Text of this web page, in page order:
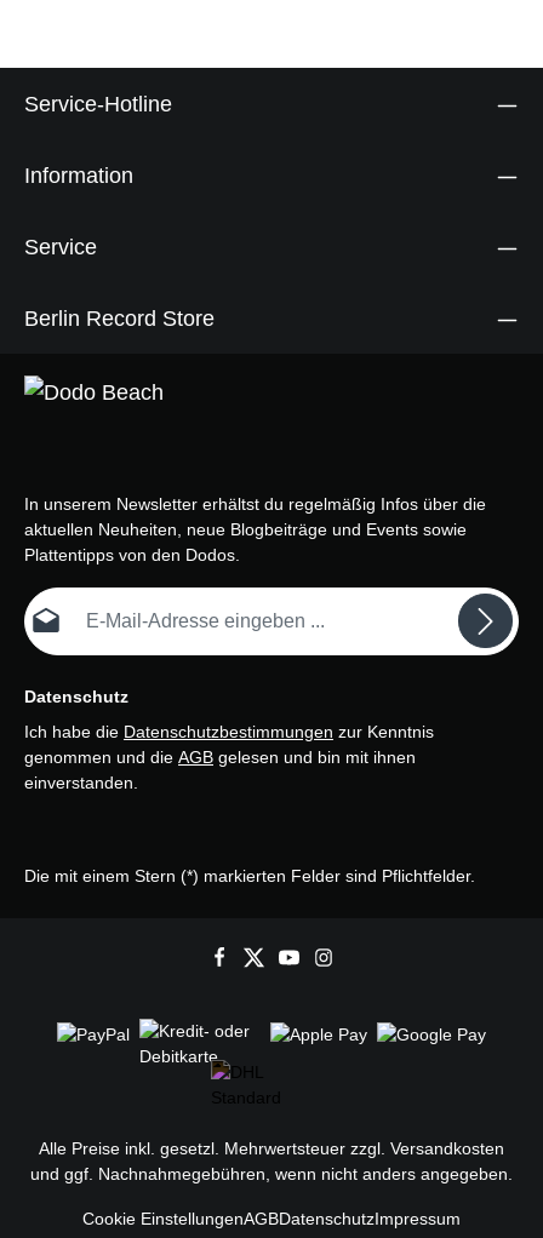
Service-Hotline
Information
Service
Berlin Record Store
In unserem Newsletter erhältst du regelmäßig Infos über die
aktuellen Neuheiten, neue Blogbeiträge und Events sowie
Plattentipps von den Dodos.
E-Mail-Adresse*
Datenschutz
Ich habe die Datenschutzbestimmungen zur Kenntnis
genommen und die AGB gelesen und bin mit ihnen
einverstanden.
Die mit einem Stern (*) markierten Felder sind Pflichtfelder.
Alle Preise inkl. gesetzl. Mehrwertsteuer zzgl. Versandkosten
und ggf. Nachnahmegebühren, wenn nicht anders angegeben.
Cookie EinstellungenAGBDatenschutzImpressum